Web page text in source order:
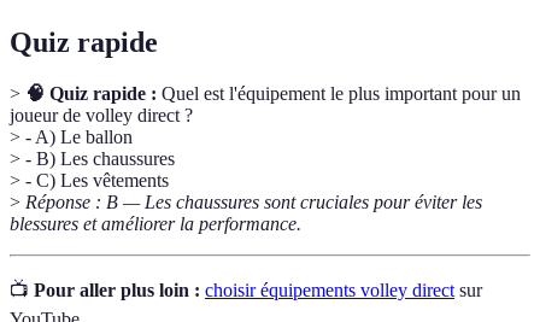
Quiz rapide
> 🧠 Quiz rapide : Quel est l'équipement le plus important pour un
joueur de volley direct ?
> - A) Le ballon
> - B) Les chaussures
> - C) Les vêtements
> Réponse : B — Les chaussures sont cruciales pour éviter les
blessures et améliorer la performance.
📺 Pour aller plus loin : choisir équipements volley direct sur